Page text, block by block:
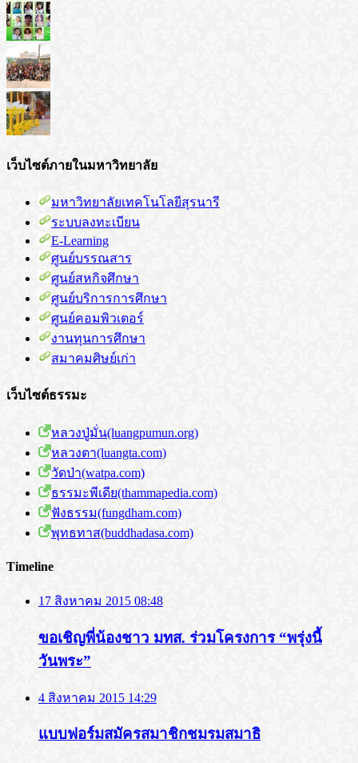
เว็บไซต์ภายในมหาวิทยาลัย
มหาวิทยาลัยเทคโนโลยีสุรนารี
ระบบลงทะเบียน
E-Learning
ศูนย์บรรณสาร
ศูนย์สหกิจศึกษา
ศูนย์บริการการศึกษา
ศูนย์คอมพิวเตอร์
งานทุนการศึกษา
สมาคมศิษย์เก่า
เว็บไซต์ธรรมะ
หลวงปู่มั่น(luangpumun.org)
หลวงตา(luangta.com)
วัดป่า(watpa.com)
ธรรมะพีเดีย(thammapedia.com)
ฟังธรรม(fungdham.com)
พุทธทาส(buddhadasa.com)
Timeline
17 สิงหาคม 2015 08:48
ขอเชิญพี่น้องชาว มทส. ร่วมโครงการ “พรุ่งนี้
วันพระ”
4 สิงหาคม 2015 14:29
แบบฟอร์มสมัครสมาชิกชมรมสมาธิ